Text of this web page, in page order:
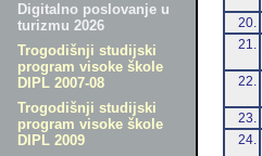
Digitalno poslovanje u
turizmu 2026
Trogodišnji studijski
program visoke škole
DIPL 2007-08
Trogodišnji studijski
program visoke škole
DIPL 2009
20.
21.
22.
23.
24.